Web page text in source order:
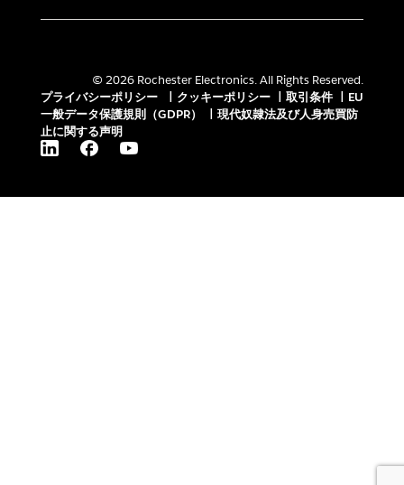
© 2026 Rochester Electronics. All Rights Reserved.
プライバシーポリシー
クッキーポリシー 取引条件
EU
一般データ保護規則（GDPR）
現代奴隷法及び人身売買防
止に関する声明